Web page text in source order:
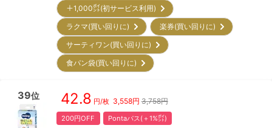
＋1,000㌽(初サービス利用)
ラクマ(買い回りに)
楽券(買い回りに)
サーティワン(買い回りに)
食パン袋(買い回りに)
39位 42.8 円/枚 3,558円 3,758円
200円OFF Pontaパス(＋1%㌽)